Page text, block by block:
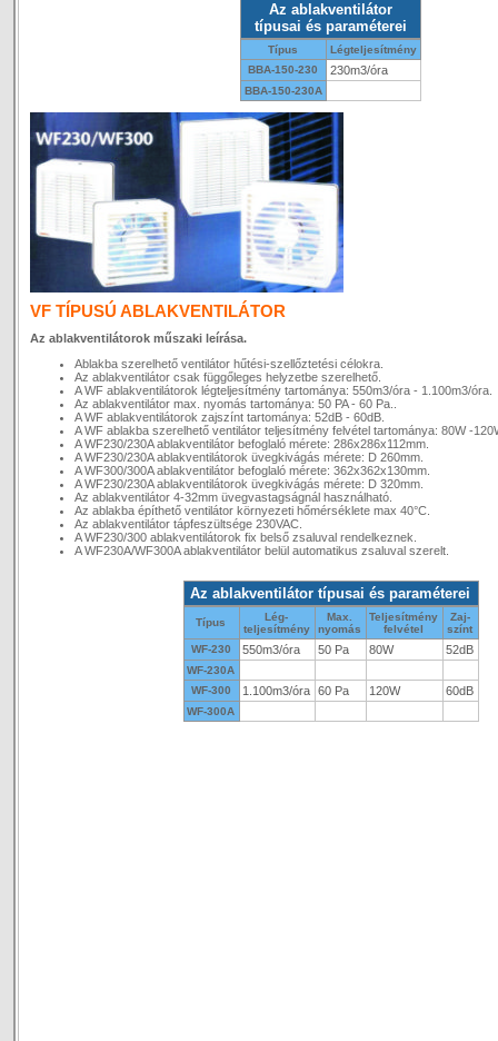
Az ablakventilátor
típusai és paraméterei
Típus
Légteljesítmény
BBA-150-230
230m3/óra
BBA-150-230A
VF TÍPUSÚ ABLAKVENTILÁTOR
Az ablakventilátorok műszaki leírása.
Ablakba szerelhető ventilátor hűtési-szellőztetési célokra.
Az ablakventilátor csak függőleges helyzetbe szerelhető.
A WF ablakventilátorok légteljesítmény tartománya: 550m3/óra - 1.100m3/óra.
Az ablakventilátor max. nyomás tartománya: 50 PA - 60 Pa..
A WF ablakventilátorok zajszínt tartománya: 52dB - 60dB.
A WF ablakba szerelhető ventilátor teljesítmény felvétel tartománya: 80W -
A WF230/230A ablakventilátor befoglaló mérete: 286x286x112mm.
A WF230/230A ablakventilátorok üvegkivágás mérete: D 260mm.
A WF300/300A ablakventilátor befoglaló mérete: 362x362x130mm.
A WF230/230A ablakventilátorok üvegkivágás mérete: D 320mm.
Az ablakventilátor 4-32mm üvegvastagságnál használható.
Az ablakba építhető ventilátor környezeti hőmérséklete max 40°C.
Az ablakventilátor tápfeszültsége 230VAC.
A WF230/300 ablakventilátorok fix belső zsaluval rendelkeznek.
A WF230A/WF300A ablakventilátor belül automatikus zsaluval szerelt.
Az ablakventilátor típusai és paraméterei
Típus
Lég-
teljesítmény
Max.
nyomás
Teljesítmény
felvétel
Zaj-
színt
WF-230
550m3/óra 50 Pa 80W 52dB
WF-230A
WF-300
1.100m3/óra 60 Pa 120W 60dB
WF-300A